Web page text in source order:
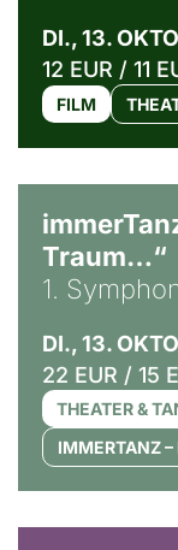
DI., 13.
12 EUR / 11
FILM
Traum…“
1.
DI., 13.
22 EUR / 15
THEATER &
IMMERTANZ –